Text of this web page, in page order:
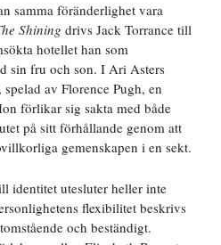
samma föränderlighet vara
Shining drivs Jack Torrance till
hotellet han som
sin fru och son. I Ari Asters
av Florence Pugh, en
förlikar sig sakta med både
på sitt förhållande genom att
gemenskapen i en sekt.
identitet utesluter heller inte
flexibilitet beskrivs
och beständigt.